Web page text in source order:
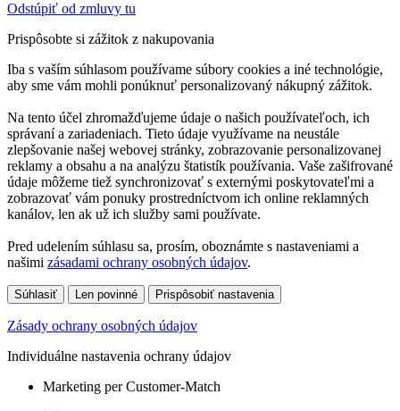
Odstúpiť od zmluvy tu
Prispôsobte si zážitok z nakupovania
Iba s vaším súhlasom používame súbory cookies a iné technológie,
aby sme vám mohli ponúknuť personalizovaný nákupný zážitok.
Na tento účel zhromažďujeme údaje o našich používateľoch, ich
správaní a zariadeniach. Tieto údaje využívame na neustále
zlepšovanie našej webovej stránky, zobrazovanie personalizovanej
reklamy a obsahu a na analýzu štatistík používania. Vaše zašifrované
údaje môžeme tiež synchronizovať s externými poskytovateľmi a
zobrazovať vám ponuky prostredníctvom ich online reklamných
kanálov, len ak už ich služby sami používate.
Pred udelením súhlasu sa, prosím, oboznámte s nastaveniami a
našimi zásadami ochrany osobných údajov.
Súhlasiť Len povinné Prispôsobiť nastavenia
Zásady ochrany osobných údajov
Individuálne nastavenia ochrany údajov
Marketing per Customer-Match